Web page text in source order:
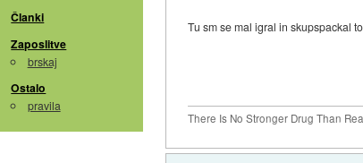
Članki
Zaposlitve
brskaj
Ostalo
pravila
Tu sm se mal igral in skupspackal
There Is No Stronger Drug Than